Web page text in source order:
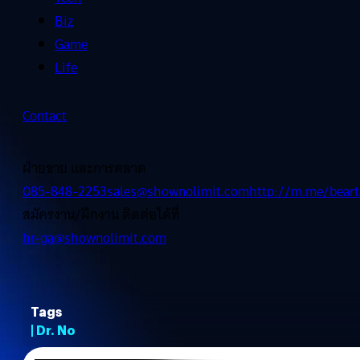
Biz
Game
Life
Contact
ฝ่ายขาย และการตลาด
085-848-2253sales@shownolimit.comhttp://m.me/
สมัครงาน/ฝึกงาน ติดต่อได้ที่
hr-ga@shownolimit.com
Tags
| Dr. No